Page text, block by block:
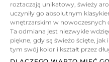
roztaczają unikatowy, świeży
uczyniły go absolutnym
wnętrzarskim w nowoczesnych
Ta odmiana jest niezwykle
piękne, gdy są świeżo ścięte,
tym swój kolor i kształt przez